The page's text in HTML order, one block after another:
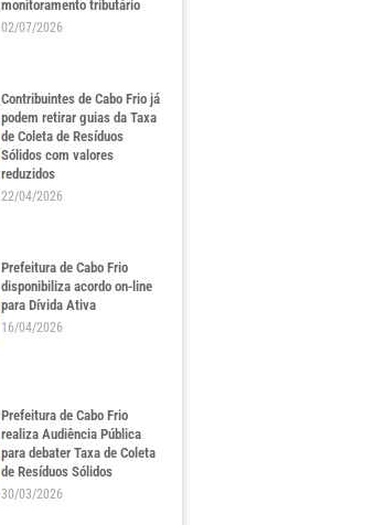
monitoramento tributário
02/07/2026
Contribuintes de Cabo Frio já
podem retirar guias da Taxa
de Coleta de Resíduos
Sólidos com valores
reduzidos
22/04/2026
Prefeitura de Cabo Frio
disponibiliza acordo on-line
para Dívida Ativa
16/04/2026
Prefeitura de Cabo Frio
realiza Audiência Pública
para debater Taxa de Coleta
de Resíduos Sólidos
30/03/2026